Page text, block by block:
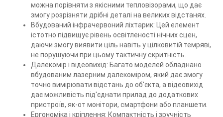
можна порівняти з якісними тепловізорами, що дає
змогу розрізняти дрібні деталі на великих відстанях.
Вбудований інфрачервоний ліхтарик: Цей елемент
істотно підвищує рівень освітленості нічних сцен,
даючи змогу виявити ціль навіть у цілковитій темряві,
не порушуючи при цьому тактичну скритність.
Далекомір і відеовихід: Багато моделей обладнано
вбудованим лазерним далекоміром, який дає змогу
точно вимірювати відстань до об'єкта, а відеовихід
дає можливість під'єднати прилад до додаткових
пристроїв, як-от монітори, смартфони або планшети.
Ергономіка і кріплення: Компактність і зручність